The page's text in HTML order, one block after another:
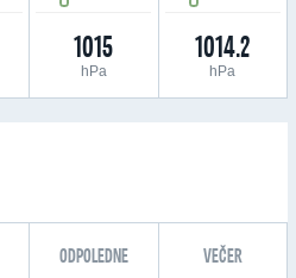
1015
hPa
1014.2
hPa
ODPOLEDNE VEČER